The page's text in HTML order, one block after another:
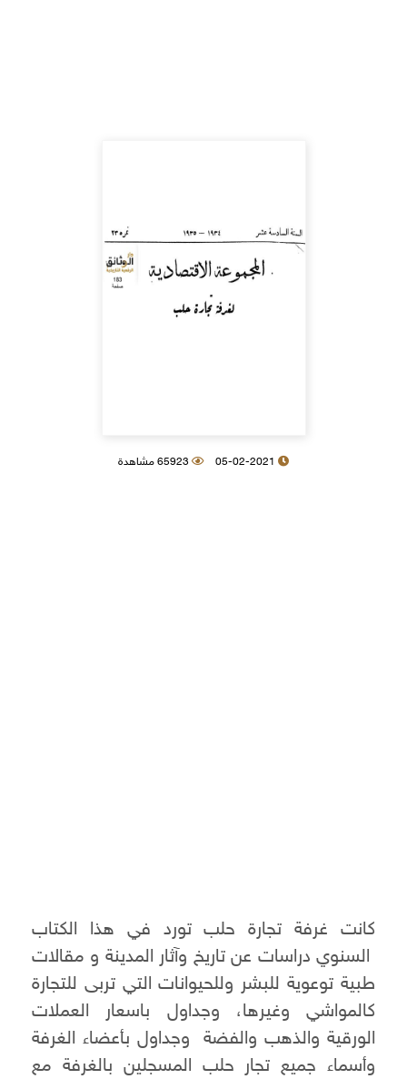
05-02-2021 65923 مشاهدة
كانت غرفة تجارة حلب تورد في هذا الكتاب
السنوي دراسات عن تاريخ وآثار المدينة و مقالات
طبية توعوية للبشر وللحيوانات التي تربى للتجارة
كالمواشي وغيرها، وجداول باسعار العملات
الورقية والذهب والفضة وجداول بأعضاء الغرفة
وأسماء جميع تجار حلب المسجلين بالغرفة مع